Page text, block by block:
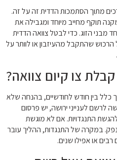
מתוך הסתמכות הדדית זה על זה.
תוקף מחייב מיוחד ומגבילה את
הזוג. כדי לבטל צוואה הדדית
שהתקבל מהעיזבון או לוותר על
צו קיום צוואה?
כלל בין חודש לחודשיים, בהנחה שלא
לענייני ירושה, יש פרסום
המתנה של 14 ימים להגשת התנגדויות. אם לא מוגשת
במקרה של התנגדות, ההליך עובר
או אפילו שנים.